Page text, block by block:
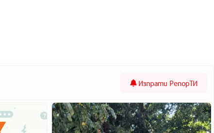
Изпрати РепорТИ